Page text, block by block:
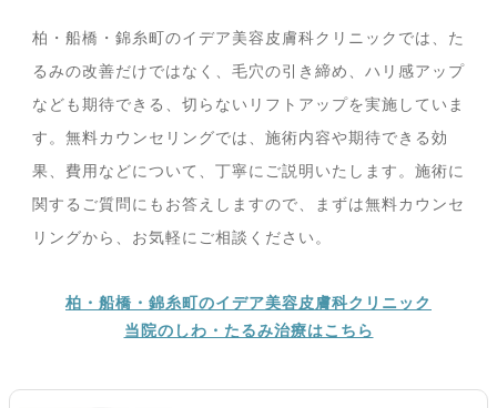
柏・船橋・錦糸町のイデア美容皮膚科クリニックでは、た
るみの改善だけではなく、毛穴の引き締め、ハリ感アップ
なども期待できる、切らないリフトアップを実施していま
す。無料カウンセリングでは、施術内容や期待できる効
果、費用などについて、丁寧にご説明いたします。施術に
関するご質問にもお答えしますので、まずは無料カウンセ
リングから、お気軽にご相談ください。
柏・船橋・錦糸町のイデア美容皮膚科クリニック
当院のしわ・たるみ治療はこちら